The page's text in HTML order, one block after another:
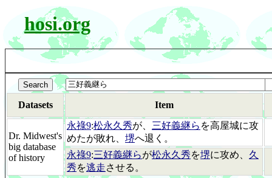
hosi.org
Datasets Item
Dr. Midwest's
big database
of history
永祿9:松永久秀が、 三好義継ら を高屋城に攻
めたが敗れ、 堺へ退く。
永祿9:三好義継らが松永久秀を堺に攻め、 久
秀を逃走させる。